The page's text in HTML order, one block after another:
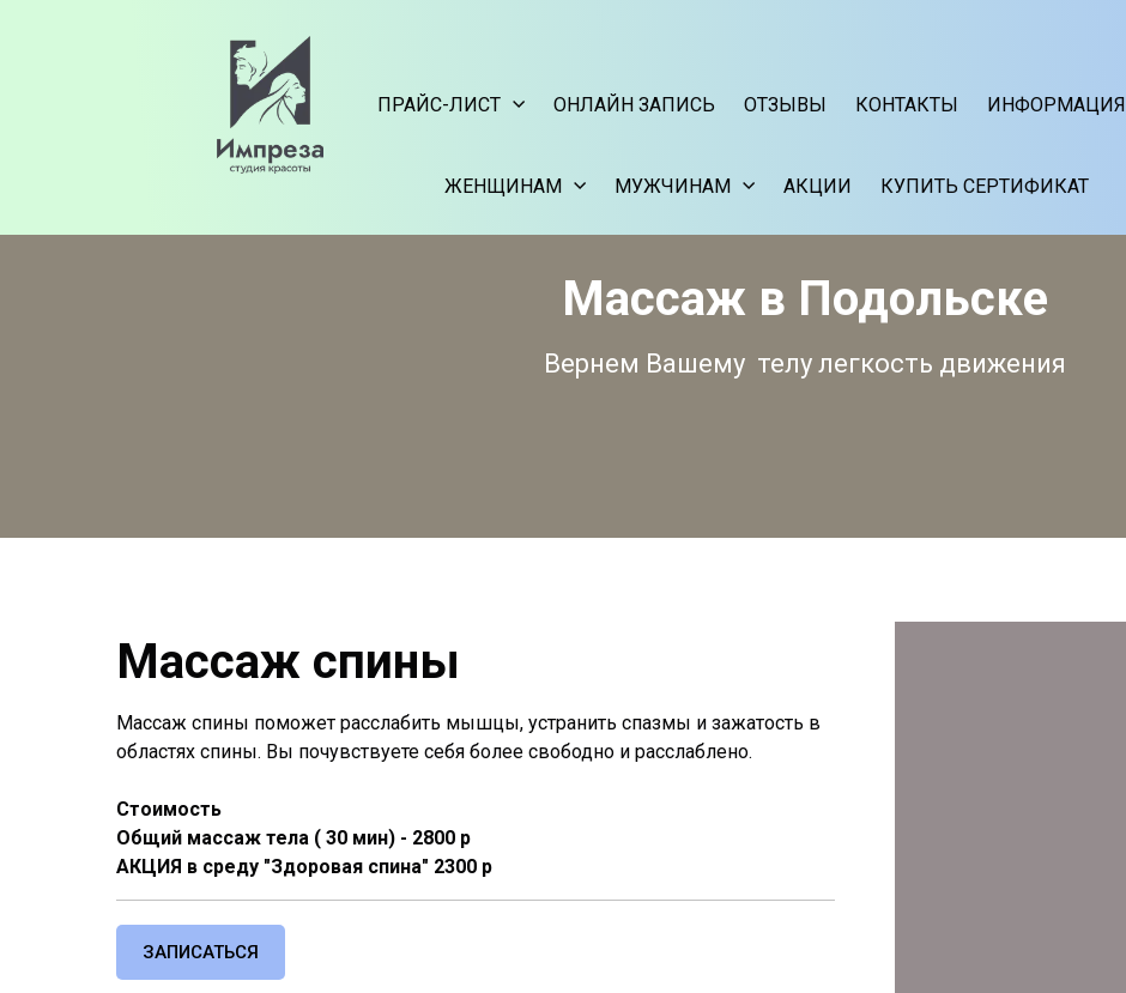
ПРАЙС-ЛИСТ ОНЛАЙН ЗАПИСЬ ОТЗЫВЫ КОНТАКТЫ ИНФОРМАЦИЯ
ЖЕНЩИНАМ МУЖЧИНАМ АКЦИИ КУПИТЬ СЕРТИФИКАТ
Массаж в Подольске
Вернем Вашему телу легкость движения
Массаж спины
Массаж спины поможет расслабить мышцы, устранить спазмы и зажатость в
областях спины. Вы почувствуете себя более свободно и расслаблено.
Стоимость
Общий массаж тела ( 30 мин) - 2800 р
АКЦИЯ в среду "Здоровая спина" 2300 р
ЗАПИСАТЬСЯ